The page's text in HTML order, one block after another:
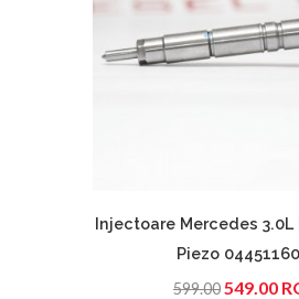
Injectoare Mercedes 3.0L
Piezo
599.00549.00